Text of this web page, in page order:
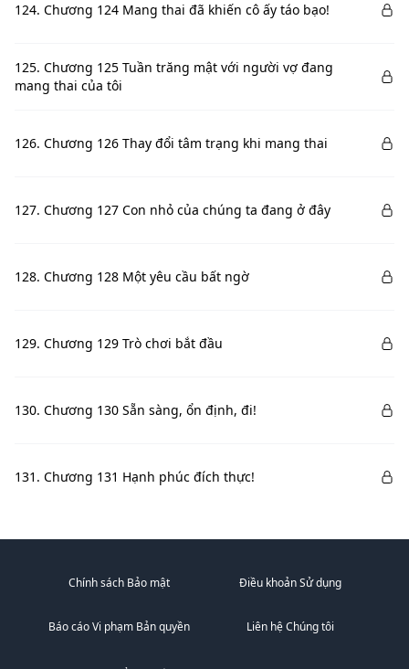
124. Chương 124 Mang thai đã khiến cô ấy táo bạo!
125. Chương 125 Tuần trăng mật với người vợ đang
mang thai của tôi
126. Chương 126 Thay đổi tâm trạng khi mang thai
127. Chương 127 Con nhỏ của chúng ta đang ở đây
128. Chương 128 Một yêu cầu bất ngờ
129. Chương 129 Trò chơi bắt đầu
130. Chương 130 Sẵn sàng, ổn định, đi!
131. Chương 131 Hạnh phúc đích thực!
Chính sách Bảo mật Điều khoản Sử dụng
Báo cáo Vi phạm Bản quyền Liên hệ Chúng tôi